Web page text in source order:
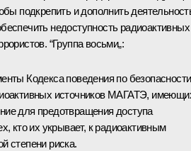
подкрепить и дополнить
недоступность радиоактивных
“Группа восьми„:
Кодекса поведения по безопасности
источников МАГАТЭ,
для предотвращения доступа
кто их укрывает, к радиоактивным
степени риска.